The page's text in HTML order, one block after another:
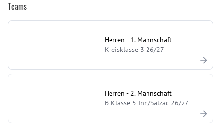
Teams
Herren - 1. Mannschaft
Kreisklasse 3 26/27
Herren - 2. Mannschaft
B-Klasse 5 Inn/Salzac 26/27